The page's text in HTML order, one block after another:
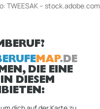
TWEESAK – stock.adobe.com
MAP.DE
DIE EINE
DIESEM